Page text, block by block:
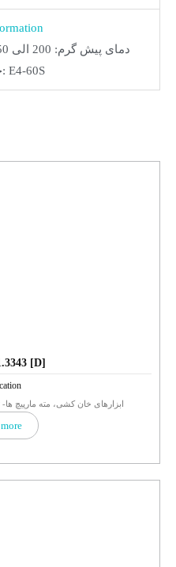
جوشکاری: E4-60S
[D]
ابزارهای خان کشی، مته مارپیچ ها-